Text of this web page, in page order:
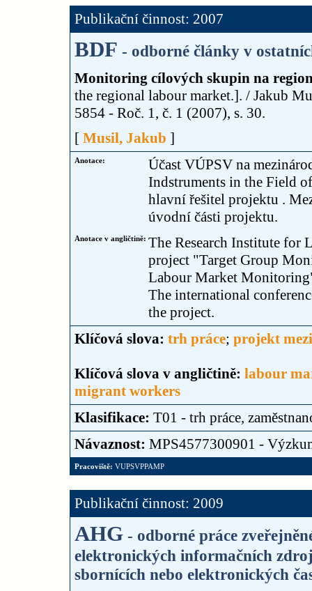
Publikační činnost: 2007
BDF - odborné články v
Monitoring cílových skupin na
the regional labour market.]. / Jakub
5854 - Roč. 1, č. 1 (2007), s. 30.
[ Musil, Jakub ]
Anotace:
Účast VÚPSV na
Indstruments in the Field
hlavní řešitel projektu .
úvodní části projektu.
Anotace v angličtině: The Research Institute for
project "Target Group
Labour Market
The international
the project.
Klíčová slova: trh práce; projekt
Klíčová slova v angličtině: labour
migrant workers
Klasifikace: T01 - trh práce,
Návaznost: MPS4577300901 -
Pracoviště: VUPSVPPAMP
Publikační činnost: 2009
AHG - odborné práce
elektronických informačních
sbornících nebo elektronických